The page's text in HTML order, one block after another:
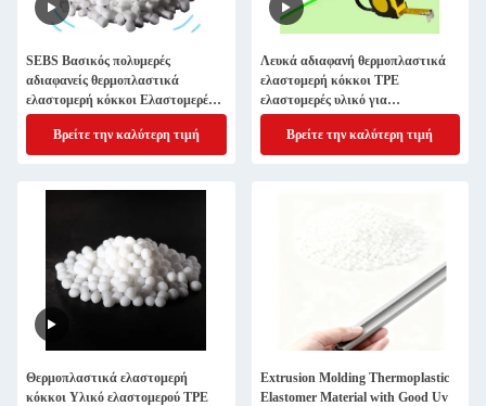
SEBS Βασικός πολυμερές
αδιαφανείς θερμοπλαστικά
ελαστομερή κόκκοι Ελαστομερές
υλικό TPE για ευέλικτα και
μακροχρόνια προϊόντα
Βρείτε την καλύτερη τιμή
Λευκά αδιαφανή θερμοπλαστικά
ελαστομερή κόκκοι TPE
ελαστομερές υλικό για
υπερμόρφωση σε φορητές συσκευές
Βρείτε την καλύτερη τιμή
Θερμοπλαστικά ελαστομερή
κόκκοι Υλικό ελαστομερού TPE
Extrusion Molding Thermoplastic
Elastomer Material with Good Uv